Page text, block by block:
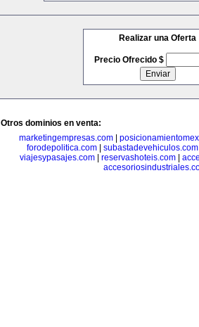
Realizar una Oferta
Precio Ofrecido $
Otros dominios en venta:
marketingempresas.com
forodepolitica.com| subastadevehiculos.com
viajesypasajes.com
reservashoteis.com